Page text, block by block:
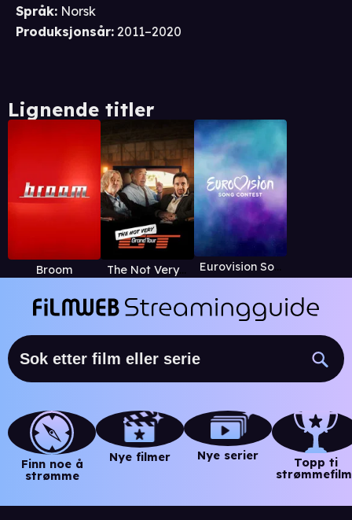
Språk: Norsk
Produksjonsår: 2011–2020
Lignende titler
Broom The Not Very Grand Tour Eurovision Song Contest
Finn noe å
strømme
Nye filmer Nye serier
Topp ti